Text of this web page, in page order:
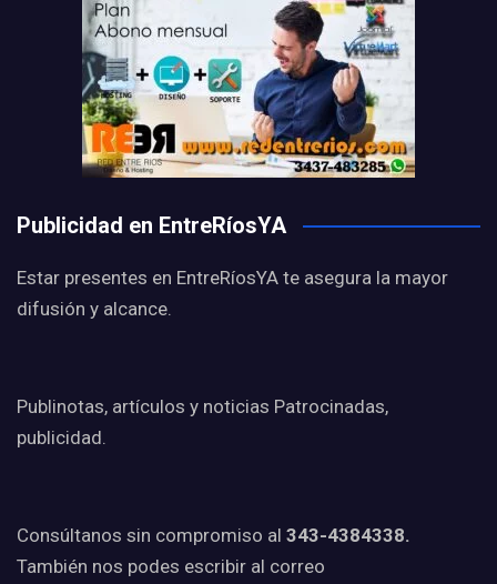
Publicidad en EntreRíosYA
Estar presentes en EntreRíosYA te asegura la mayor
difusión y alcance.
Publinotas, artículos y noticias Patrocinadas,
publicidad.
Consúltanos sin compromiso al 343-4384338.
También nos podes escribir al correo